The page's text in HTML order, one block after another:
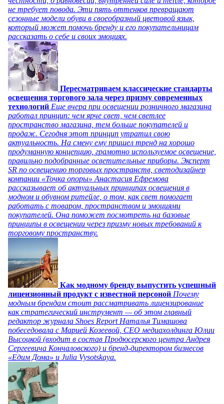
не требует повода. Эти пять оттенков превращают
сезонные модели обуви в своеобразный цветовой язык,
который может помочь бренду и его покупательницам
рассказать о себе и своих эмоциях.
Пересматриваем классические стандарты
освещения торгового зала через призму современных
технологий Еще вчера при освещении розничного магазина
работал принцип: чем ярче свет, чем светлее
пространство магазина, тем больше покупателей и
продаж. Сегодня этот принцип утратил свою
актуальность. На смену ему пришел тренд на хорошо
продуманную концепцию, грамотно используемое освещение,
правильно подобранные осветительные приборы. Эксперт
SR по освещению торговых пространств, светодизайнер
компании «Точка опоры» Анастасия Ефремова
рассказывает об актуальных принципах освещения в
модном и обувном ритейле, о том, как свет помогает
работать с товаром, пространством и эмоциями
покупателей. Она поможет посмотреть на базовые
принципы в освещении через призму новых требований к
торговому пространству.
Как модному бренду выпустить успешный
лицензионный продукт с известной персоной Почему
модным брендам стоит рассматривать лицензирование
как стратегический инструмент — об этом главный
редактор журнала Shoes Report Наталья Тимашова
побеседовала с Марией Козеевой, СЕО медиахолдинга Юлии
Высоцкой (входит в состав Продюсерского центра Андрея
Сергеевича Кончаловского) и бренд-директором бизнесов
«Едим Дома» и Julia Vysotskaya.